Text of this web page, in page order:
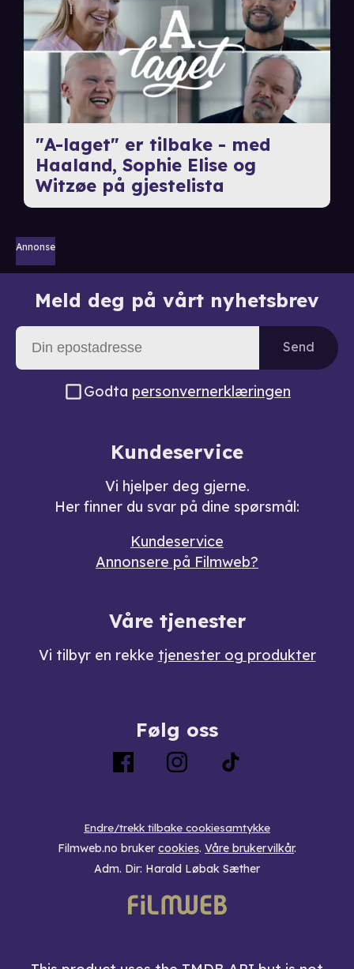
"A-laget" er tilbake - med
Haaland, Sophie Elise og
Witzøe på gjestelista
Annonse
Meld deg på vårt nyhetsbrev
Send
Godta personvernerklæringen
Kundeservice
Vi hjelper deg gjerne.
Her finner du svar på dine spørsmål:
Kundeservice
Annonsere på Filmweb?
Våre tjenester
Vi tilbyr en rekke tjenester og produkter
Følg oss
Endre/trekk tilbake cookiesamtykke
Filmweb.no bruker cookies. Våre brukervilkår.
Adm. Dir: Harald Løbak Sæther